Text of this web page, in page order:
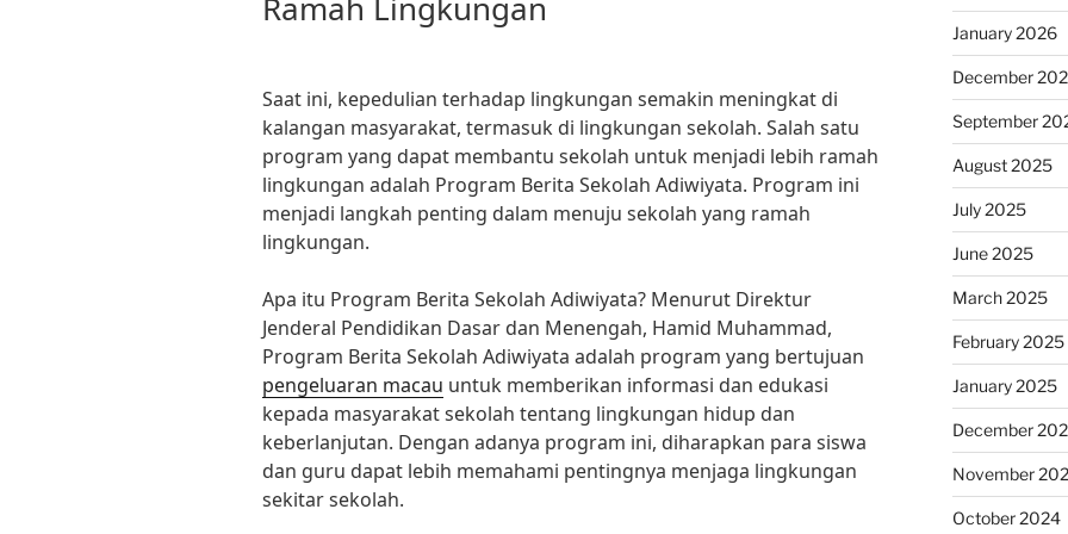
Saat ini, kepedulian terhadap lingkungan semakin meningkat di
kalangan masyarakat, termasuk di lingkungan sekolah. Salah satu
program yang dapat membantu sekolah untuk menjadi lebih ramah
lingkungan adalah Program Berita Sekolah Adiwiyata. Program ini
menjadi langkah penting dalam menuju sekolah yang ramah
lingkungan.
Apa itu Program Berita Sekolah Adiwiyata? Menurut Direktur
Jenderal Pendidikan Dasar dan Menengah, Hamid Muhammad,
Program Berita Sekolah Adiwiyata adalah program yang bertujuan
pengeluaran macau untuk memberikan informasi dan edukasi
kepada masyarakat sekolah tentang lingkungan hidup dan
keberlanjutan. Dengan adanya program ini, diharapkan para siswa
dan guru dapat lebih memahami pentingnya menjaga lingkungan
sekitar sekolah.
January 2026
December
September
August 2025
July 2025
June 2025
March 2025
February 2025
January 2025
December
November
October 2024